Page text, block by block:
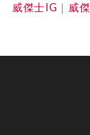
威傑士IG ｜ 威